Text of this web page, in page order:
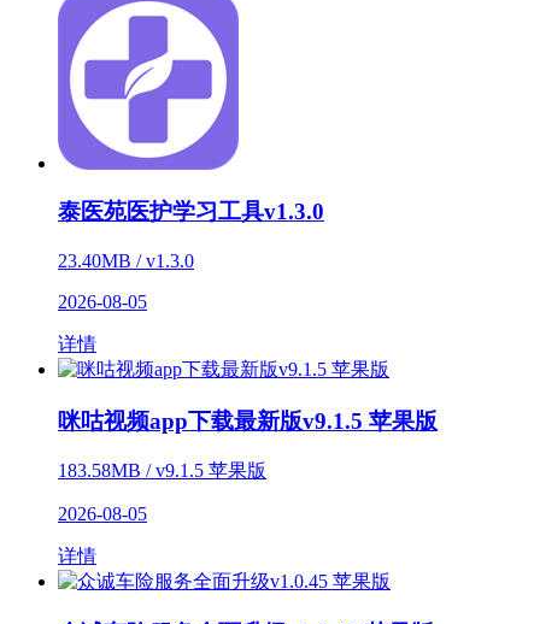
泰医苑医护学习工具v1.3.0
23.40MB / v1.3.0
2026-08-05
详情
咪咕视频app下载最新版v9.1.5 苹果版
183.58MB / v9.1.5 苹果版
2026-08-05
详情